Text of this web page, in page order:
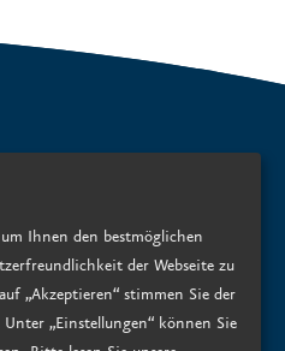
Ihnen den bestmöglichen
der Webseite zu
„Akzeptieren“ stimmen Sie der
„Einstellungen“ können Sie
.*